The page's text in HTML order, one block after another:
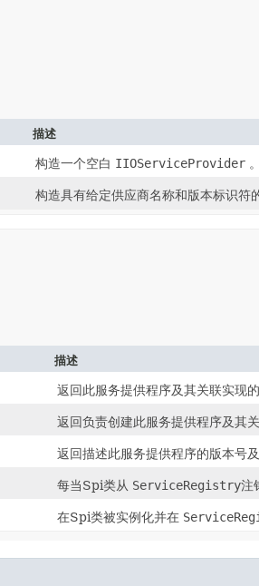
描述
构造一个空白 IIOServiceProvider 。
构造具有给定供应商名称和版本标识符
描述
返回此服务提供程序及其关联实现
返回负责创建此服务提供程序及其
返回描述此服务提供程序的版本号
每当Spi类从 ServiceRegistry注
在Spi类被实例化并在